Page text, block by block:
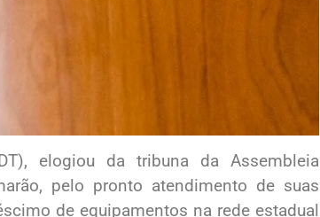
elogiou da tribuna da Assembleia
pelo pronto atendimento de suas
de equipamentos na rede estadual